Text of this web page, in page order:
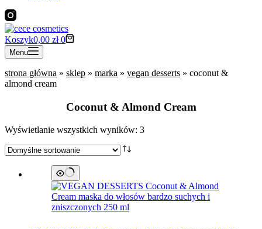
Koszyk0,00 zł 0
Menu
strona główna » sklep » marka » vegan desserts » coconut &
almond cream
Coconut & Almond Cream
Wyświetlanie wszystkich wyników: 3